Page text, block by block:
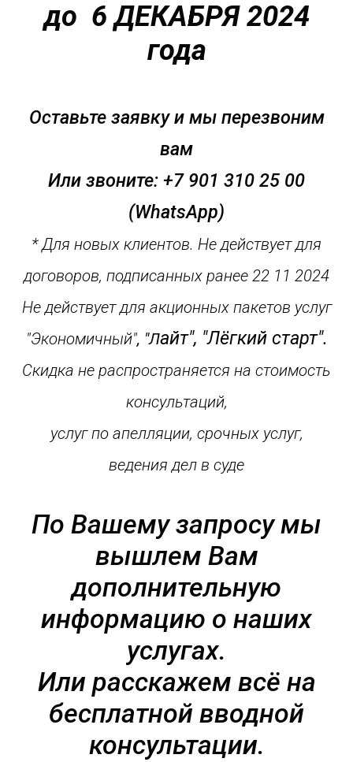
до 6 ДЕКАБРЯ 2024
года
Оставьте заявку и мы перезвоним
вам
Или звоните: +7 901 310 25 00
(WhatsApp)
* Для новых клиентов. Не действует для
договоров, подписанных ранее 22 11 2024
Не действует для акционных пакетов услуг
"Экономичный", "Лайт", "Лёгкий старт".
Скидка не распространяется на стоимость
консультаций,
услуг по апелляции, срочных услуг,
ведения дел в суде
По Вашему запросу мы
вышлем Вам
дополнительную
информацию о наших
услугах.
Или расскажем всё на
бесплатной вводной
консультации.